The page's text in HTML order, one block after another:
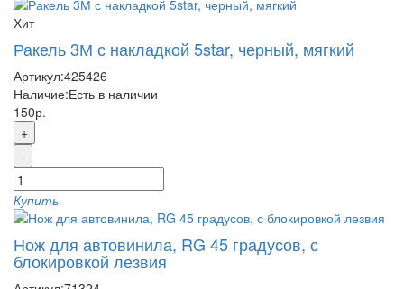
Хит
Ракель 3М с накладкой 5star, черный, мягкий
Артикул:425426
Наличие:Есть в наличии
150р.
+
-
Купить
Нож для автовинила, RG 45 градусов, с
блокировкой лезвия